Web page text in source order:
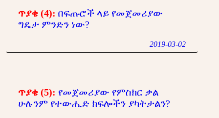
ጥያቄ (4): በፍጡሮች ላይ የመጀመሪያው
ግዴታ ምንድን ነው?
2019-03-02
ጥያቄ (5): የመጀመሪያው የምስክር ቃል
ሁሉንም የተውሒድ ክፍሎችን ያካትታልን?